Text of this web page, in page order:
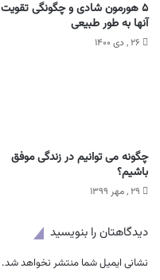
۵ هورمون شادی و چگونگی تقویت
آنها به طور طبیعی
۲۶ , دی ۱۴۰۰
چگونه می توانیم در زندگی موفق
باشیم؟
۲۹ , مهر ۱۳۹۹
دیدگاهتان را بنویسید
نشانی ایمیل شما منتشر نخواهد شد.